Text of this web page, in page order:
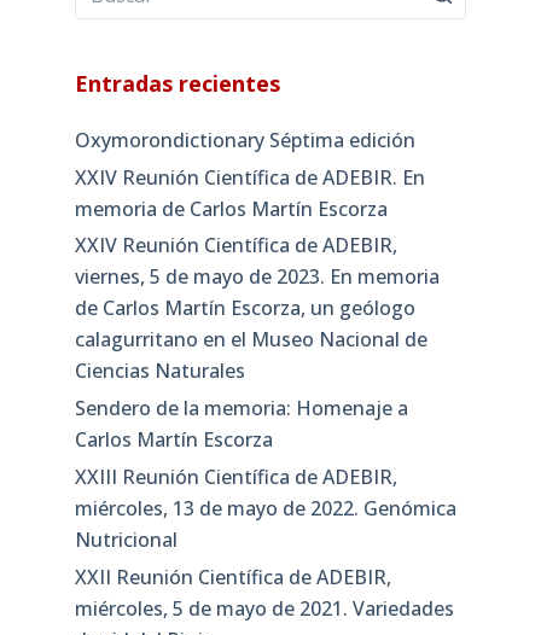
Entradas recientes
Oxymorondictionary Séptima edición
XXIV Reunión Científica de ADEBIR. En
memoria de Carlos Martín Escorza
XXIV Reunión Científica de ADEBIR,
viernes, 5 de mayo de 2023. En memoria
de Carlos Martín Escorza, un geólogo
calagurritano en el Museo Nacional de
Ciencias Naturales
Sendero de la memoria: Homenaje a
Carlos Martín Escorza
XXIII Reunión Científica de ADEBIR,
miércoles, 13 de mayo de 2022. Genómica
Nutricional
XXII Reunión Científica de ADEBIR,
miércoles, 5 de mayo de 2021. Variedades